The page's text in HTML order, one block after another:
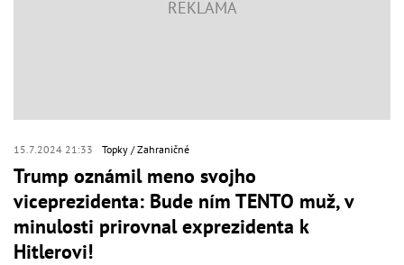
15.7.2024 21:33 Topky Zahraničné
Trump oznámil meno svojho
viceprezidenta: Bude ním TENTO muž, v
minulosti prirovnal exprezidenta k
Hitlerovi!